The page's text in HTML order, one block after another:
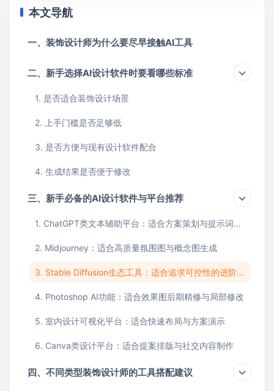
本文导航
一、装饰设计师为什么要尽早接触AI工具
二、新手选择AI设计软件时要看哪些标准
1. 是否适合装饰设计场景
2. 上手门槛是否足够低
3. 是否方便与现有设计软件配合
4. 生成结果是否便于修改
三、新手必备的AI设计软件与平台推荐
1. ChatGPT类文本辅助平台：适合方案策划与提示词生成
2. Midjourney：适合高质量氛围图与概念图生成
3. Stable Diffusion生态工具：适合追求可控性的进阶用户
4. Photoshop AI功能：适合效果图后期精修与局部修改
5. 室内设计可视化平台：适合快速布局与方案演示
6. Canva类设计平台：适合提案排版与社交内容制作
四、不同类型装饰设计师的工具搭配建议